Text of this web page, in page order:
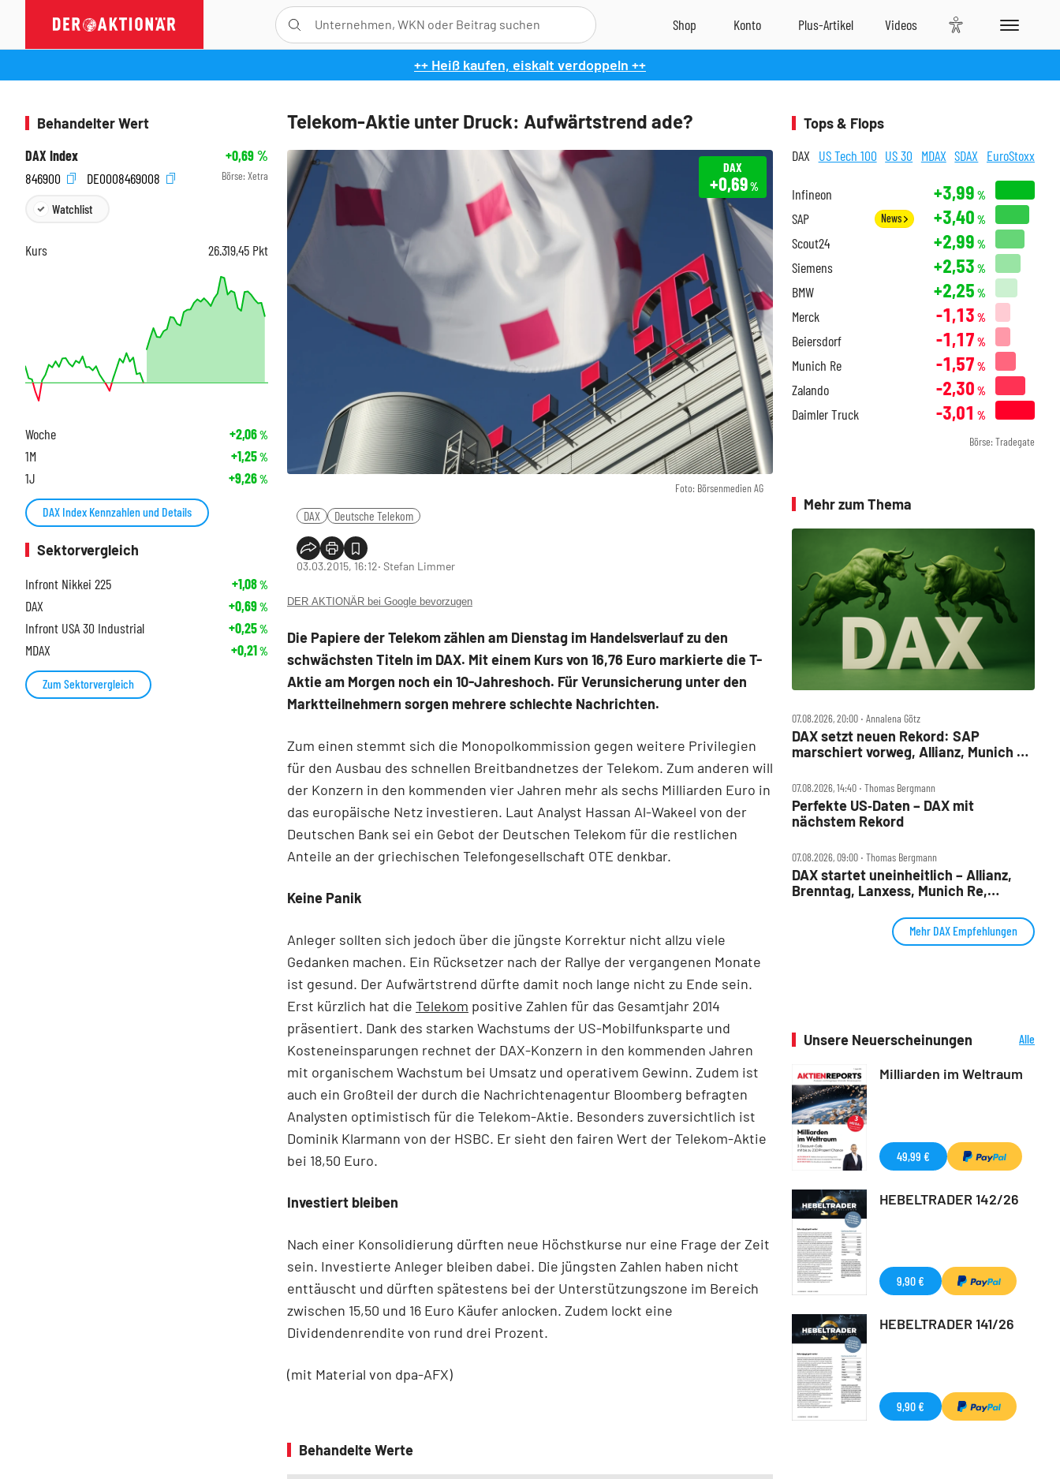
++ Heiß kaufen, eiskalt verdoppeln ++
Telekom-Aktie unter Druck: Aufwärtstrend ade?
Foto: Börsenmedien AG
DAX
+0,69%
DAX Deutsche Telekom
03.03.2015, 16:12‧ Stefan Limmer
DER AKTIONÄR bei Google bevorzugen
Die Papiere der Telekom zählen am Dienstag im Handelsverlauf zu den
schwächsten Titeln im DAX. Mit einem Kurs von 16,76 Euro markierte die T-
Aktie am Morgen noch ein 10-Jahreshoch. Für Verunsicherung unter den
Marktteilnehmern sorgen mehrere schlechte Nachrichten.
Zum einen stemmt sich die Monopolkommission gegen weitere Privilegien
für den Ausbau des schnellen Breitbandnetzes der Telekom. Zum anderen will
der Konzern in den kommenden vier Jahren mehr als sechs Milliarden Euro in
das europäische Netz investieren. Laut Analyst Hassan Al-Wakeel von der
Deutschen Bank sei ein Gebot der Deutschen Telekom für die restlichen
Anteile an der griechischen Telefongesellschaft OTE denkbar.
Keine Panik
Anleger sollten sich jedoch über die jüngste Korrektur nicht allzu viele
Gedanken machen. Ein Rücksetzer nach der Rallye der vergangenen Monate
ist gesund. Der Aufwärtstrend dürfte damit noch lange nicht zu Ende sein.
Erst kürzlich hat die Telekom positive Zahlen für das Gesamtjahr 2014
präsentiert. Dank des starken Wachstums der US-Mobilfunksparte und
Kosteneinsparungen rechnet der DAX-Konzern in den kommenden Jahren
mit organischem Wachstum bei Umsatz und operativem Gewinn. Zudem ist
auch ein Großteil der durch die Nachrichtenagentur Bloomberg befragten
Analysten optimistisch für die Telekom-Aktie. Besonders zuversichtlich ist
Dominik Klarmann von der HSBC. Er sieht den fairen Wert der Telekom-Aktie
bei 18,50 Euro.
Investiert bleiben
Nach einer Konsolidierung dürften neue Höchstkurse nur eine Frage der Zeit
sein. Investierte Anleger bleiben dabei. Die jüngsten Zahlen haben nicht
enttäuscht und dürften spätestens bei der Unterstützungszone im Bereich
zwischen 15,50 und 16 Euro Käufer anlocken. Zudem lockt eine
Dividendenrendite von rund drei Prozent.
(mit Material von dpa-AFX)
Behandelte Werte
Behandelter Wert
DAX Index
+0,69%
846900
DE0008469008 Börse: Xetra
Watchlist
Kurs 26.319,45 Pkt
Woche +2,06%
1M +1,25%
1J +9,26%
DAX Index Kennzahlen und Details
Sektorvergleich
Infront Nikkei 225
+1,08%
DAX +0,69%
Infront USA 30 Industrial +0,25%
MDAX +0,21%
Zum Sektorvergleich
Tops & Flops
DAX US Tech 100 US 30 MDAX SDAX EuroStoxx
Infineon +3,99 %
SAP News +3,40 %
Scout24 +2,99 %
Siemens +2,53 %
BMW +2,25 %
Merck -1,13 %
Beiersdorf -1,17 %
Munich Re -1,57 %
Zalando -2,30 %
Daimler Truck -3,01 %
Börse: Tradegate
Mehr zum Thema
07.08.2026, 20:00 ‧ Annalena Götz
DAX setzt neuen Rekord: SAP
marschiert vorweg, Allianz, Munich Re
07.08.2026, 14:40 ‧ Thomas Bergmann
Perfekte US‑Daten – DAX mit
nächstem Rekord
07.08.2026, 09:00 ‧ Thomas Bergmann
DAX startet uneinheitlich – Allianz,
Brenntag, Lanxess, Munich Re,
Mehr DAX Empfehlungen
Unsere Neuerscheinungen
Alle
Milliarden im Weltraum
49,99 €
HEBELTRADER 142/26
9,90 €
HEBELTRADER 141/26
9,90 €